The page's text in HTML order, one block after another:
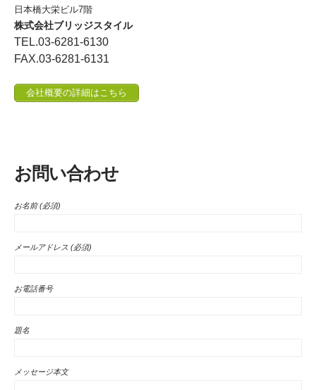
日本橋大栄ビル7階
株式会社ブリッジスタイル
TEL.03-6281-6130
FAX.03-6281-6131
会社概要の詳細はこちら
お問い合わせ
お名前 (必須)
メールアドレス (必須)
お電話番号
題名
メッセージ本文